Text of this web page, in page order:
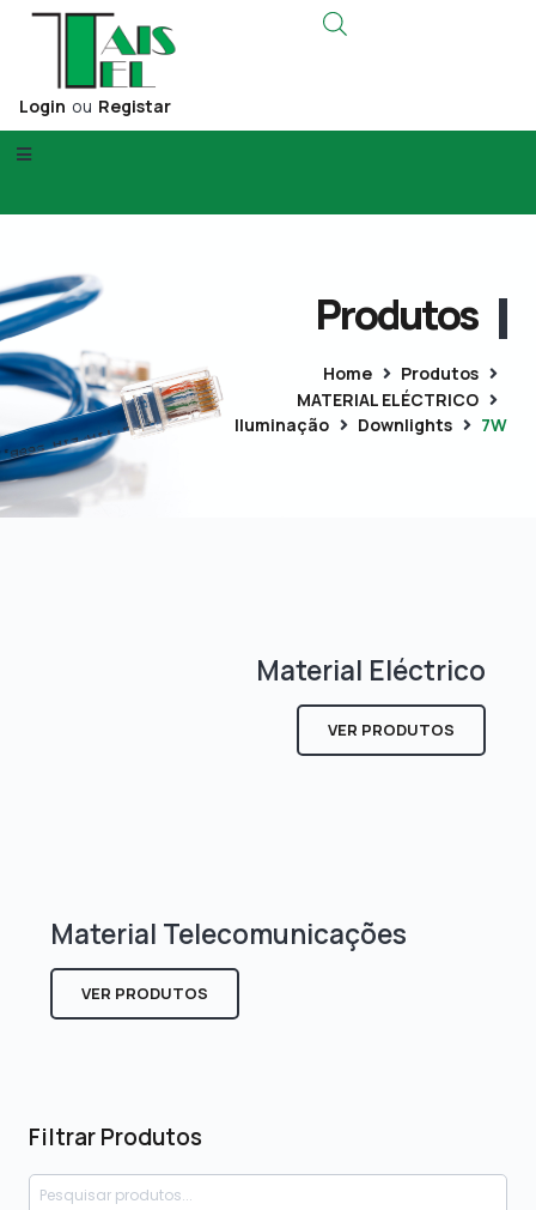
Login ou Registar
Produtos
Home
Produtos
MATERIAL ELÉCTRICO
Iluminação
Downlights 7W
Filtrar Produtos
Material Eléctrico
VER PRODUTOS
Material Telecomunicações
VER PRODUTOS